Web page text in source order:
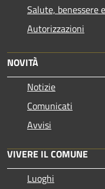
Salute, benessere
Autorizzazioni
NOVITÀ
Notizie
Comunicati
Avvisi
VIVERE IL COMUNE
Luoghi